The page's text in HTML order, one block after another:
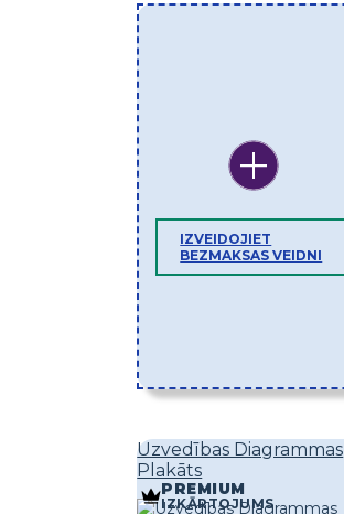
IZVEIDOJIET
BEZMAKSAS VEIDNI
Uzvedības Diagrammas
Plakāts
PREMIUM
IZKĀRTOJUMS